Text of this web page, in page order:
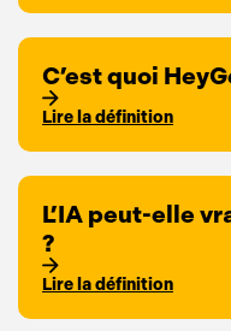
C’est quoi
Lire la définition
L’IA peut-elle
?
Lire la définition